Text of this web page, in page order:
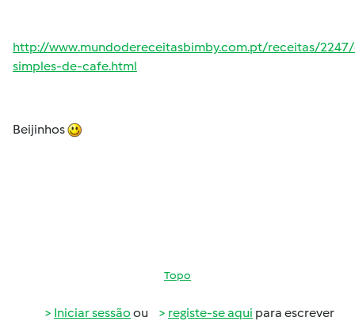
http://www.mundodereceitasbimby.com.pt/receitas/
simples-de-cafe.html
Beijinhos
Topo
Iniciar sessão ou registe-se aqui para escrever